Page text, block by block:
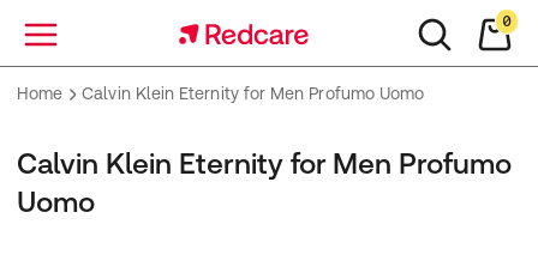
Menu
0
Home Calvin Klein Eternity for Men Profumo Uomo
Calvin Klein Eternity for Men Profumo
Uomo